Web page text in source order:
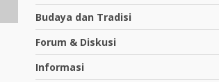
Budaya dan Tradisi
Forum & Diskusi
Informasi